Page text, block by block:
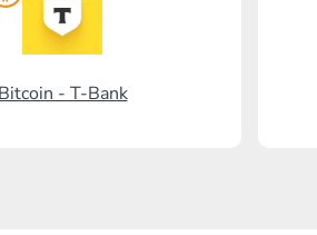
Bitcoin - T-Bank